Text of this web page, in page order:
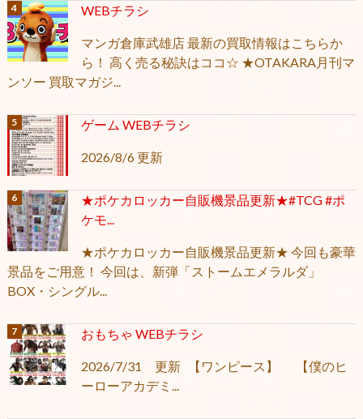
WEBチラシ
マンガ倉庫武雄店 最新の買取情報はこちらか
ら！ 高く売る秘訣はココ☆ ★OTAKARA月刊マ
ンソー 買取マガジ...
ゲーム WEBチラシ
2026/8/6 更新
★ポケカロッカー自販機景品更新★#TCG #ポ
ケモ...
★ポケカロッカー自販機景品更新★ 今回も豪華
景品をご用意！ 今回は、新弾「ストームエメラルダ」
BOX・シングル...
おもちゃ WEBチラシ
2026/7/31 更新 【ワンピース】 【僕のヒ
ーローアカデミ...